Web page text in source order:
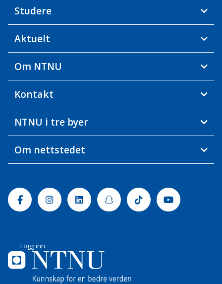
Studere
Aktuelt
Om NTNU
Kontakt
NTNU i tre byer
Om nettstedet
FacebookInstagramLinkedinSnapchatTiktok Youtube
Logg inn